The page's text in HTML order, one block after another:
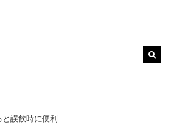
誤飲時に便利